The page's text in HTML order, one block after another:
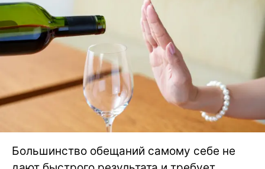
Большинство обещаний самому себе не